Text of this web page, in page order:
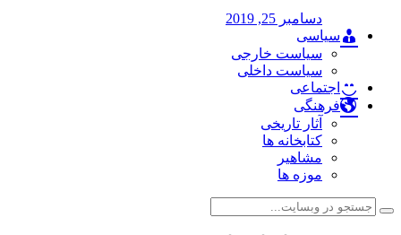
دسامبر 25, 2019
سیاسی
سیاست خارجی
سیاست داخلی
اجتماعی
فرهنگی
آثار تاریخی
کتابخانه ها
مشاهیر
موزه ها